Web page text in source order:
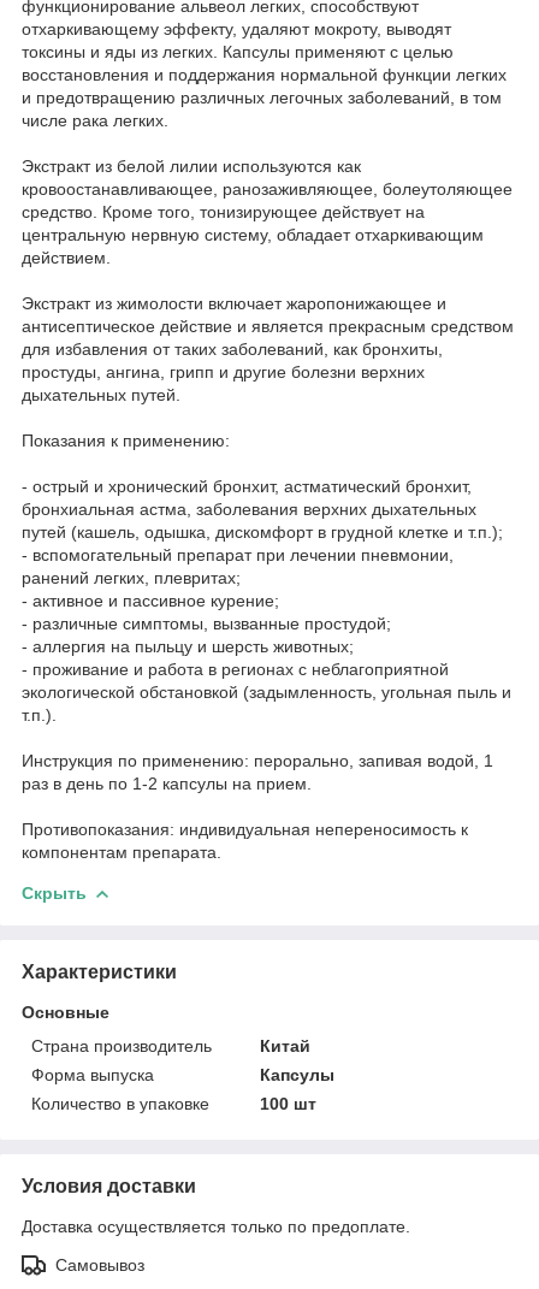
функционирование альвеол легких, способствуют
отхаркивающему эффекту, удаляют мокроту, выводят
токсины и яды из легких. Капсулы применяют с целью
восстановления и поддержания нормальной функции легких
и предотвращению различных легочных заболеваний, в том
числе рака легких.
Экстракт из белой лилии используются как
кровоостанавливающее, ранозаживляющее, болеутоляющее
средство. Кроме того, тонизирующее действует на
центральную нервную систему, обладает отхаркивающим
действием.
Экстракт из жимолости включает жаропонижающее и
антисептическое действие и является прекрасным средством
для избавления от таких заболеваний, как бронхиты,
простуды, ангина, грипп и другие болезни верхних
дыхательных путей.
Показания к применению:
- острый и хронический бронхит, астматический бронхит,
бронхиальная астма, заболевания верхних дыхательных
путей (кашель, одышка, дискомфорт в грудной клетке и т.п.);
- вспомогательный препарат при лечении пневмонии,
ранений легких, плевритах;
- активное и пассивное курение;
- различные симптомы, вызванные простудой;
- аллергия на пыльцу и шерсть животных;
- проживание и работа в регионах с неблагоприятной
экологической обстановкой (задымленность, угольная пыль и
т.п.).
Инструкция по применению: перорально, запивая водой, 1
раз в день по 1-2 капсулы на прием.
Противопоказания: индивидуальная непереносимость к
компонентам препарата.
Скрыть
Характеристики
Основные
Страна производитель
Китай
Форма выпуска
Капсулы
Количество в упаковке
100 шт
Условия доставки
Доставка осуществляется только по предоплате.
Самовывоз